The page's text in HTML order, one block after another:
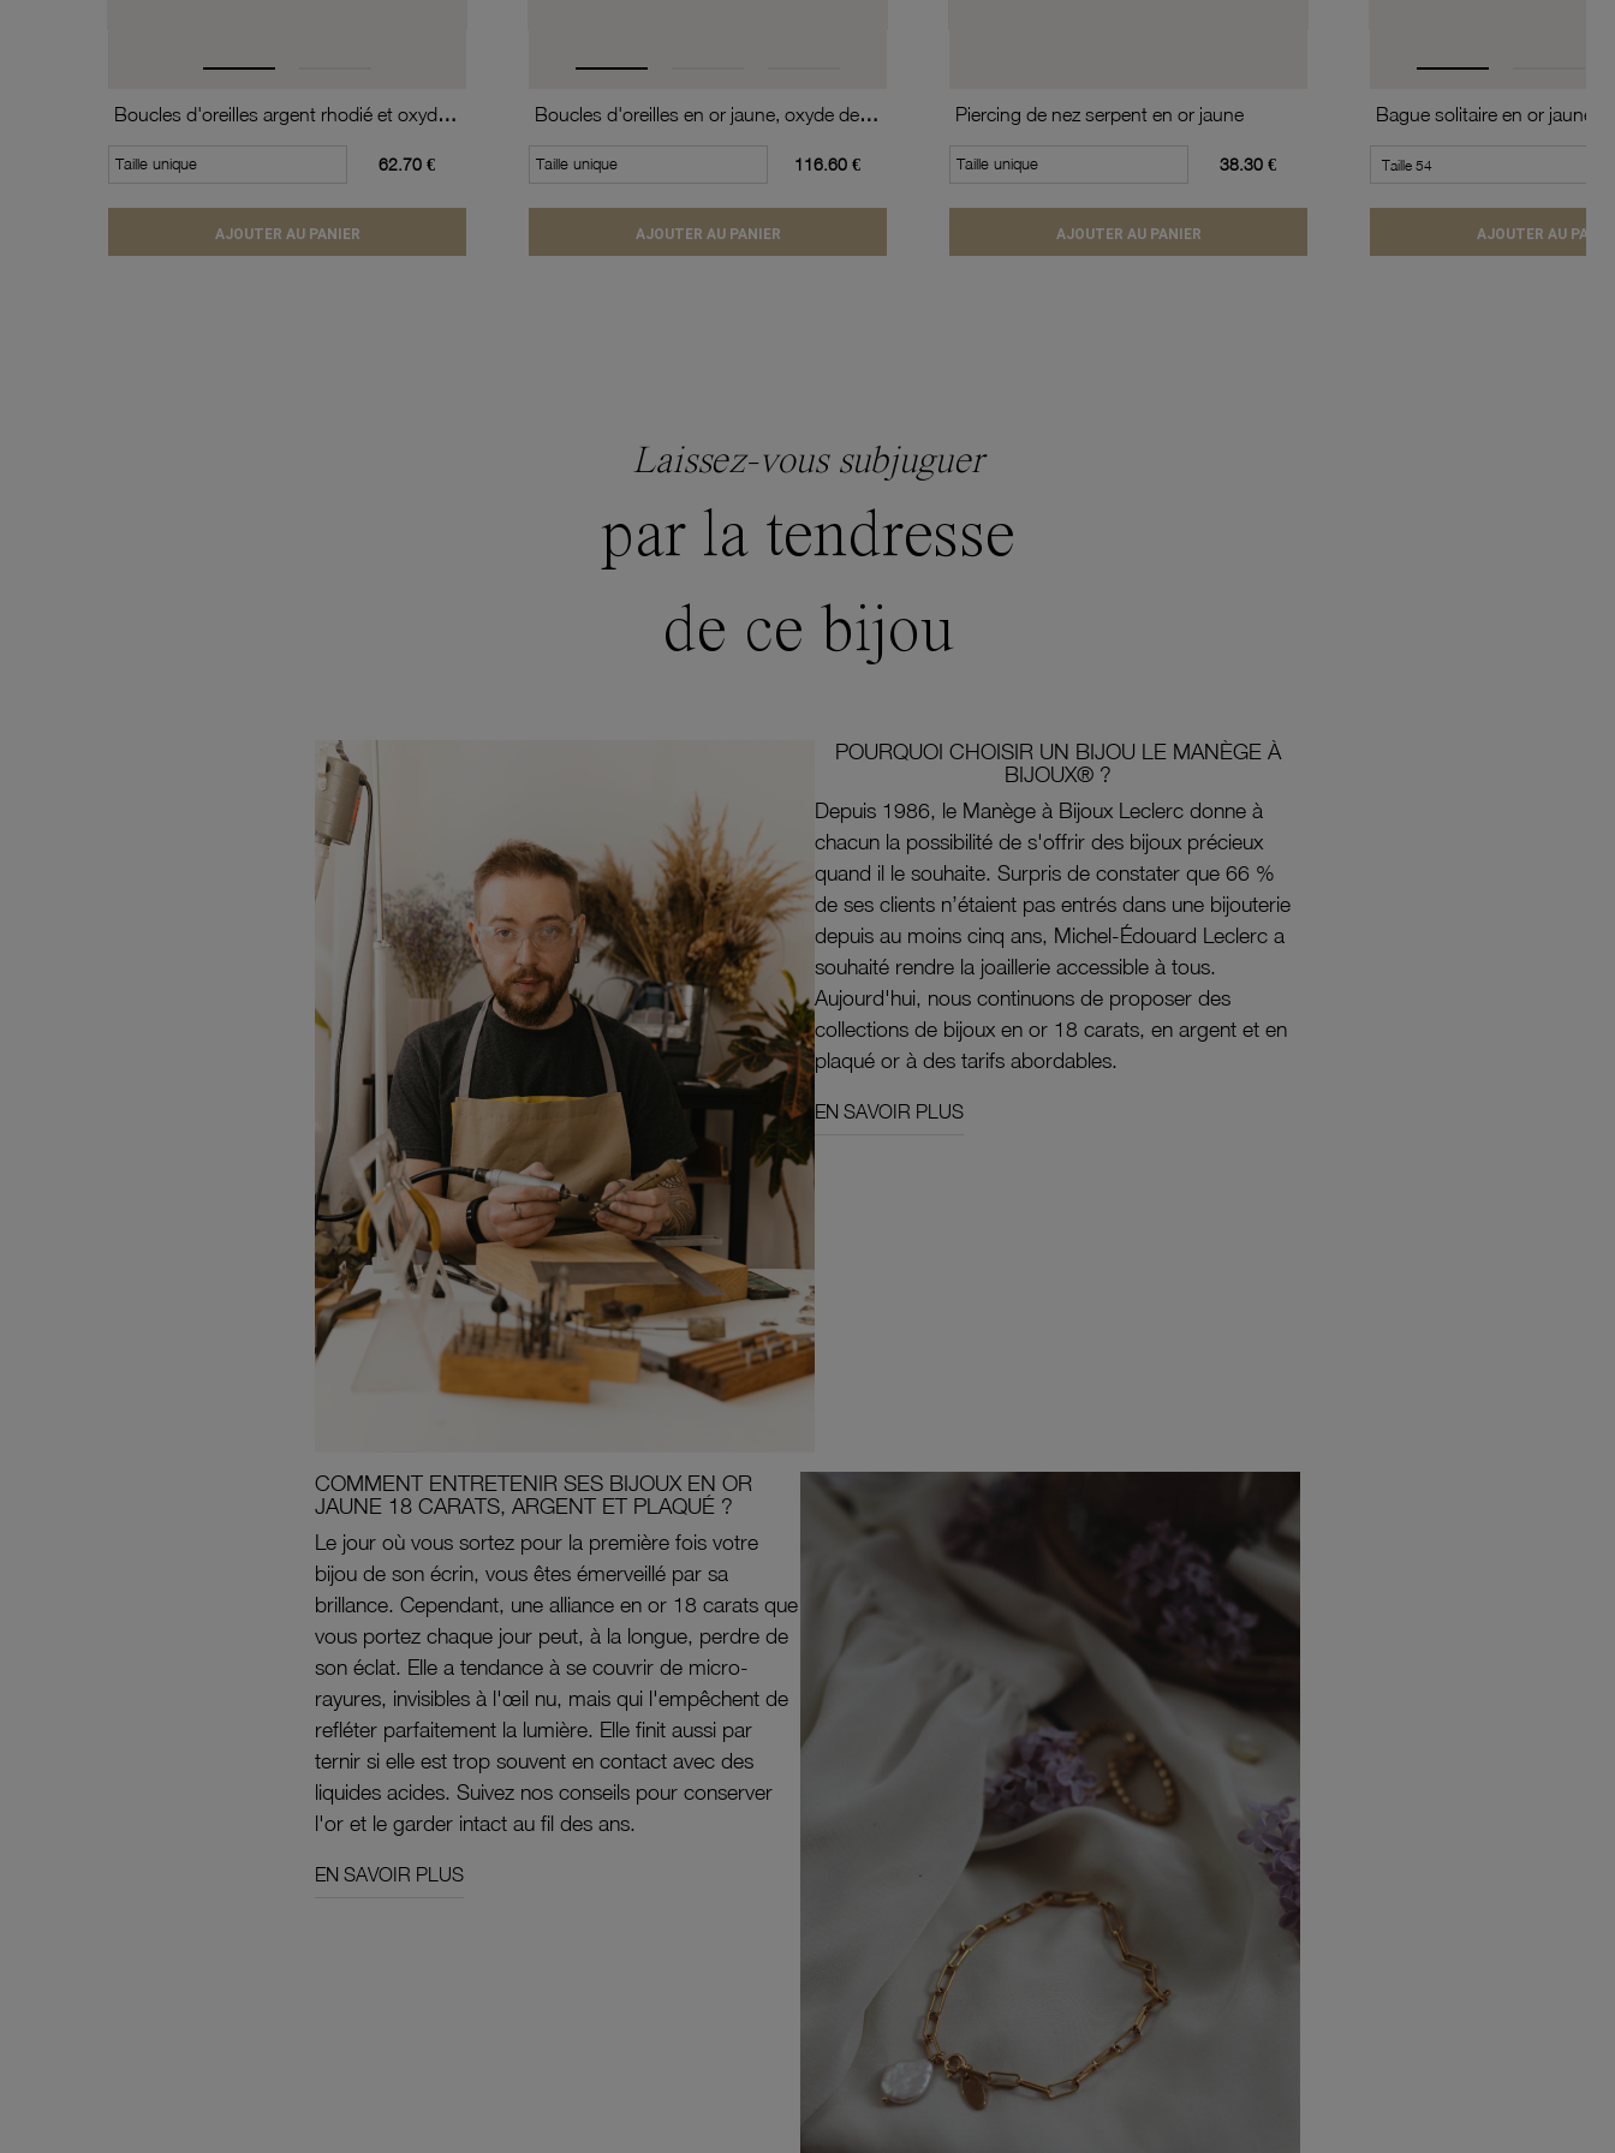
Boucles d'oreilles argent rhodié et oxydes de zirconium
Taille unique 62.70 €
AJOUTER AU PANIER
Boucles d'oreilles en or jaune, oxyde de zirconium (moyen modèle).
Taille unique 116.60 €
AJOUTER AU PANIER
Piercing de nez serpent en or jaune
Taille unique 38.30 €
AJOUTER AU PANIER AJOUTER AU
Laissez-vous subjuguer
par la tendresse
de ce bijou
POURQUOI CHOISIR UN BIJOU LE MANÈGE À
BIJOUX® ?
Depuis 1986, le Manège à Bijoux Leclerc donne à
chacun la possibilité de s'offrir des bijoux précieux
quand il le souhaite. Surpris de constater que 66 %
de ses clients n’étaient pas entrés dans une bijouterie
depuis au moins cinq ans, Michel-Édouard Leclerc a
souhaité rendre la joaillerie accessible à tous.
Aujourd'hui, nous continuons de proposer des
collections de bijoux en or 18 carats, en argent et en
plaqué or à des tarifs abordables.
EN SAVOIR PLUS
COMMENT ENTRETENIR SES BIJOUX EN OR
JAUNE 18 CARATS, ARGENT ET PLAQUÉ ?
Le jour où vous sortez pour la première fois votre
bijou de son écrin, vous êtes émerveillé par sa
brillance. Cependant, une alliance en or 18 carats que
vous portez chaque jour peut, à la longue, perdre de
son éclat. Elle a tendance à se couvrir de micro-
rayures, invisibles à l'œil nu, mais qui l'empêchent de
refléter parfaitement la lumière. Elle finit aussi par
ternir si elle est trop souvent en contact avec des
liquides acides. Suivez nos conseils pour conserver
l'or et le garder intact au fil des ans.
EN SAVOIR PLUS